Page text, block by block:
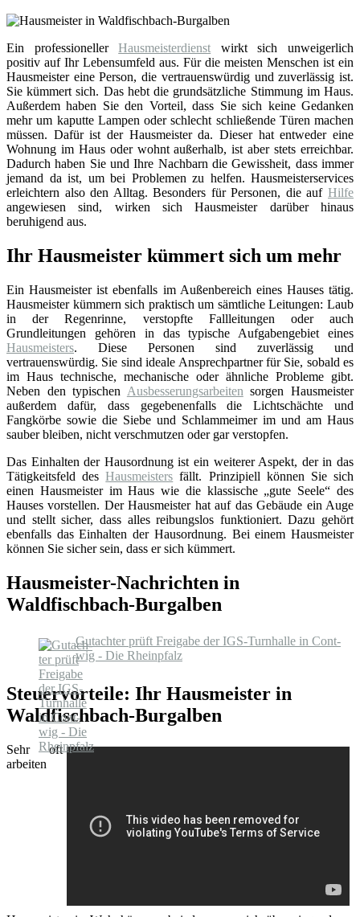
Ein professionellerHausmeisterdienst wirkt sich unweigerlich
positiv auf Ihr Lebensumfeld aus. Für die meisten Menschen ist ein
Hausmeister eine Person, die vertrauenswürdig und zuverlässig ist.
Sie kümmert sich. Das hebt die grundsätzliche Stimmung im Haus.
Außerdem haben Sie den Vorteil, dass Sie sich keine Gedanken
mehr um kaputte Lampen oder schlecht schließende Türen machen
müssen. Dafür ist der Hausmeister da. Dieser hat entweder eine
Wohnung im Haus oder wohnt außerhalb, ist aber stets erreichbar.
Dadurch haben Sie und Ihre Nachbarn die Gewissheit, dass immer
jemand da ist, um bei Problemen zu helfen. Hausmeisterservices
erleichtern also den Alltag. Besonders für Personen, die auf Hilfe
angewiesen sind, wirken sich Hausmeister darüber hinaus
beruhigend aus.
Ihr Hausmeister kümmert sich um mehr
Ein Hausmeister ist ebenfalls im Außenbereich eines Hauses tätig.
Hausmeister kümmern sich praktisch um sämtliche Leitungen: Laub
in der Regenrinne, verstopfte Fallleitungen oder auch
Grundleitungen gehören in das typische Aufgabengebiet eines
Hausmeisters. Diese Personen sind zuverlässig und
vertrauenswürdig. Sie sind ideale Ansprechpartner für Sie, sobald es
im Haus technische, mechanische oder ähnliche Probleme gibt.
Neben den typischen Ausbesserungsarbeiten sorgen Hausmeister
außerdem dafür, dass gegebenenfalls die Lichtschächte und
Fangkörbe sowie die Siebe und Schlammeimer im und am Haus
sauber bleiben, nicht verschmutzen oder gar verstopfen.
Das Einhalten der Hausordnung ist ein weiterer Aspekt, der in das
Tätigkeitsfeld desHausmeisters fällt. Prinzipiell können Sie sich
einen Hausmeister im Haus wie die klassische „gute Seele“ des
Hauses vorstellen. Der Hausmeister hat auf das Gebäude ein Auge
und stellt sicher, dass alles reibungslos funktioniert. Dazu gehört
ebenfalls das Einhalten der Hausordnung. Bei einem Hausmeister
können Sie sicher sein, dass er sich kümmert.
Hausmeister-Nachrichten in
Waldfischbach-Burgalben
Gut­ach­ter prüft Frei­ga­be der IGS-​Turnhalle in Cont­
wig - Die Rheinpfalz
Steuervorteile: Ihr Hausmeister in
Waldfischbach-Burgalben
Sehr oft
arbeiten